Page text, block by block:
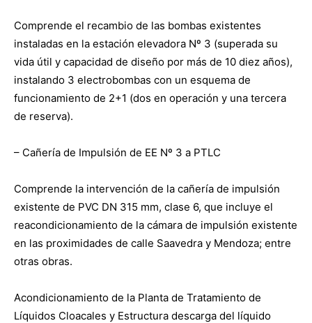
Comprende el recambio de las bombas existentes
instaladas en la estación elevadora Nº 3 (superada su
vida útil y capacidad de diseño por más de 10 diez años),
instalando 3 electrobombas con un esquema de
funcionamiento de 2+1 (dos en operación y una tercera
de reserva).
– Cañería de Impulsión de EE Nº 3 a PTLC
Comprende la intervención de la cañería de impulsión
existente de PVC DN 315 mm, clase 6, que incluye el
reacondicionamiento de la cámara de impulsión existente
en las proximidades de calle Saavedra y Mendoza; entre
otras obras.
Acondicionamiento de la Planta de Tratamiento de
Líquidos Cloacales y Estructura descarga del líquido